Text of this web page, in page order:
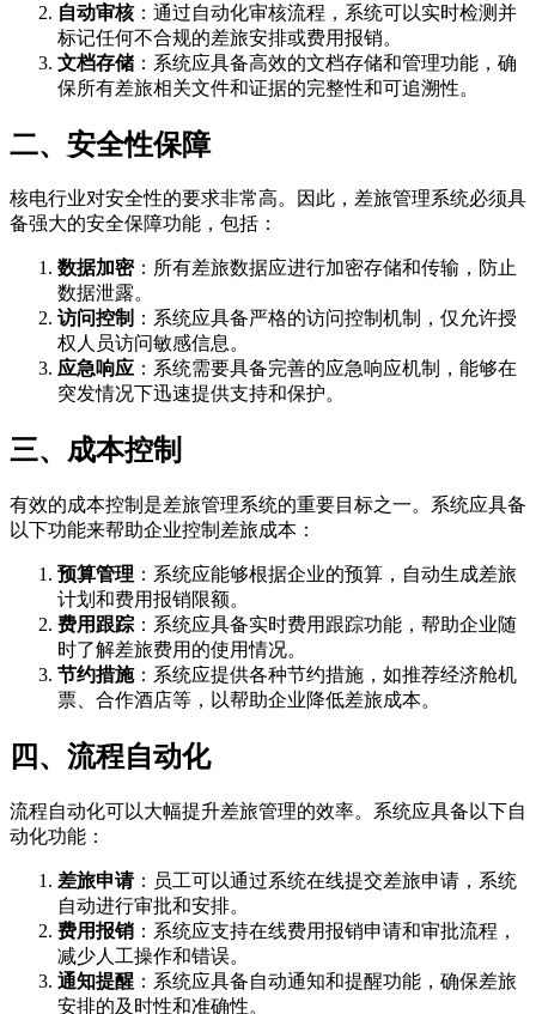
自动审核：通过自动化审核流程，系统可以实时检测并
标记任何不合规的差旅安排或费用报销。
文档存储 ：系统应具备高效的文档存储和管理功能，确
保所有差旅相关文件和证据的完整性和可追溯性。
二、安全性保障
核电行业对安全性的要求非常高。因此，差旅管理系统必须具
备强大的安全保障功能，包括：
数据加密：所有差旅数据应进行加密存储和传输，防止
数据泄露。
访问控制 ：系统应具备严格的访问控制机制，仅允许授
权人员访问敏感信息。
应急响应 ：系统需要具备完善的应急响应机制，能够在
突发情况下迅速提供支持和保护。
三、成本控制
有效的成本控制是差旅管理系统的重要目标之一。系统应具备
以下功能来帮助企业控制差旅成本：
预算管理 ：系统应能够根据企业的预算，自动生成差旅
计划和费用报销限额。
费用跟踪 ：系统应具备实时费用跟踪功能，帮助企业随
时了解差旅费用的使用情况。
节约措施：系统应提供各种节约措施，如推荐经济舱机
票、合作酒店等，以帮助企业降低差旅成本。
四、流程自动化
流程自动化可以大幅提升差旅管理的效率。系统应具备以下自
动化功能：
差旅申请：员工可以通过系统在线提交差旅申请，系统
自动进行审批和安排。
费用报销 ：系统应支持在线费用报销申请和审批流程，
减少人工操作和错误。
通知提醒 ：系统应具备自动通知和提醒功能，确保差旅
安排的及时性和准确性。